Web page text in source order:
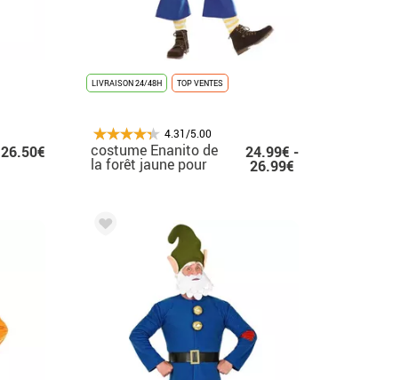
26.50€
LIVRAISON 24/48H TOP VENTES
4.31/5.00
costume Enanito de
la forêt jaune pour
24.99€ -
26.99€